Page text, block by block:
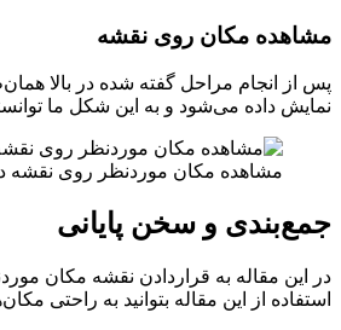
مشاهده مکان روی نقشه
پس از انجام مراحل گفته شده در بالا
نمایش داده می‌شود و به این شکل ما
مشاهده مکان موردنظر روی نقشه
جمع‌بندی و سخن پایانی
در این مقاله به قراردادن نقشه مکان
استفاده از این مقاله بتوانید به راحتی